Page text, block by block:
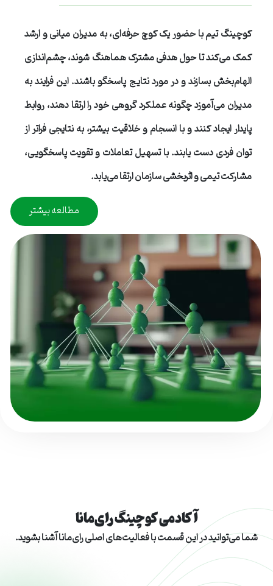
کوچینگ تیم با حضور یک کوچ حرفه‌ای، به مدیران میانی و ارشد
کمک می‌کند تا حول هدفی مشترک هماهنگ شوند، چشم‌اندازی
الهام‌بخش بسازند و در مورد نتایج پاسخگو باشند. این فرایند به
مدیران می‌آموزد چگونه عملکرد گروهی خود را ارتقا دهند، روابط
پایدار ایجاد کنند و با انسجام و خلاقیت بیشتر، به نتایجی فراتر از
توان فردی دست یابند. با تسهیل تعاملات و تقویت پاسخگویی،
مشارکت تیمی و اثربخشی سازمان ارتقا می‌یابد.
مطالعه بیشتر
آکادمی کوچینگ رای‌مانا
شما می‌توانید در این قسمت با فعالیت‌های اصلی رای‌مانا آشنا بشوید.